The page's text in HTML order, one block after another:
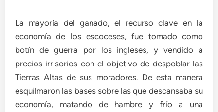
La mayoría del ganado, el recurso clave en la
economía de los escoceses, fue tomado como
botín de guerra por los ingleses, y vendido a
precios irrisorios con el objetivo de despoblar las
Tierras Altas de sus moradores. De esta manera
esquilmaron las bases sobre las que descansaba su
economía, matando de hambre y frío a una